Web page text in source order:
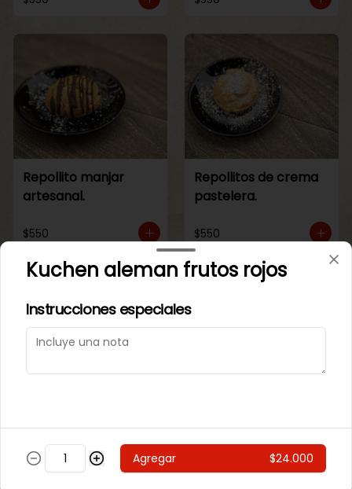
Repollito manjar
artesanal.
$550
Repollitos de crema
pastelera.
$550
CAJITAS PARA TI O PARA REGALAR.
Caja de galletas de
Cajita Lenguita de
Kuchen aleman frutos rojos
Instrucciones especiales
Agregar $24.000